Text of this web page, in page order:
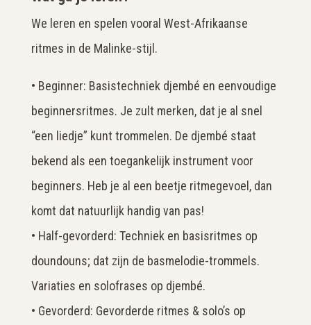
We leren en spelen vooral West-Afrikaanse
ritmes in de Malinke-stijl.
• Beginner: Basistechniek djembé en eenvoudige
beginnersritmes. Je zult merken, dat je al snel
“een liedje” kunt trommelen. De djembé staat
bekend als een toegankelijk instrument voor
beginners. Heb je al een beetje ritmegevoel, dan
komt dat natuurlijk handig van pas!
• Half-gevorderd: Techniek en basisritmes op
doundouns; dat zijn de basmelodie-trommels.
Variaties en solofrases op djembé.
• Gevorderd: Gevorderde ritmes & solo’s op